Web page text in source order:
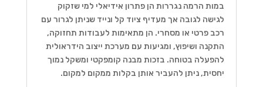
במות הרמה נגררות הן פתרון אידיאלי למי שזקוק
לגישה לגובה אך מעדיף ציוד קל ונייד שניתן לגרור עם
רכב פרטי או מסחרי. הן מתאימות לעבודות תחזוקה,
התקנה ושיפוץ, ומגיעות עם מערכת ייצוב הידראולית
להפעלה בטוחה. בזכות מבנה קומפקטי ומשקל נמוך
יחסית, ניתן להעביר אותן בקלות ממקום למקום.